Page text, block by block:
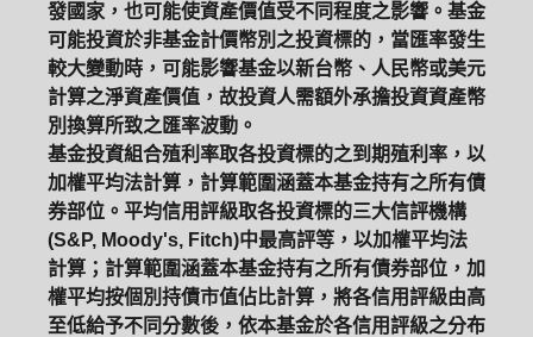
發國家，也可能使資產價值受不同程度之影響。基金
可能投資於非基金計價幣別之投資標的，當匯率發生
較大變動時，可能影響基金以新台幣、人民幣或美元
計算之淨資產價值，故投資人需額外承擔投資資產幣
別換算所致之匯率波動。
基金投資組合殖利率取各投資標的之到期殖利率，以
加權平均法計算，計算範圍涵蓋本基金持有之所有債
券部位。平均信用評級取各投資標的三大信評機構
(S&P, Moody's, Fitch)中最高評等，以加權平均法
計算；計算範圍涵蓋本基金持有之所有債券部位，加
權平均按個別持債市值佔比計算，將各信用評級由高
至低給予不同分數後，依本基金於各信用評級之分布